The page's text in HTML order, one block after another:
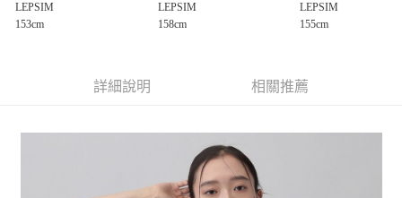
1.本服務由台灣大哥大提供，台灣大哥大用戶可立即使用無須另外申請。
2.付款方式選擇「大哥付你分期」，訂單成立後會自動跳轉到大哥付的交易
3.實際核准額度、可分期數及費用金額請依後續交易確認頁面所載為準。
4.訂單成立30分鐘內，如未前往確認交易或遇審核未通過，訂單將自動取
1.分期款項不併入電信帳單，「大哥付你分期」於每月結算日後寄送繳費提
2.透過簡訊連結打開帳單後，可選擇「超商條碼／台灣大直營門市／銀行轉
AFTEE先享後付
３．安心：先確認商品／服務後，再付款。
１．於結帳方式選擇「AFTEE先享後付」後，將跳轉至「AFTEE先享後付」
每筆NT$80，滿NT$888(含以上)免運費
每筆NT$80，滿NT$888(含以上)免運費
LEPSIM
153cm
LEPSIM
158cm
LEPSIM
155cm
詳細說明 相關推薦